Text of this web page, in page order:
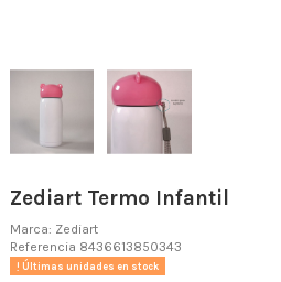
Zediart Termo Infantil
Marca: Zediart
Referencia 8436613850343
Últimas unidades en stock